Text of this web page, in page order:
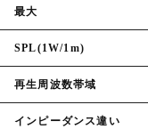
最大
SPL(1W/1m)
再生周波数帯域
インピーダンス違い